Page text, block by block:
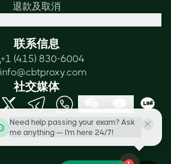
退款及取消
联系信息
+1 (415) 830-6004
info@cbtproxy.com
社交媒体
Need help passing your exam? Ask
me anything — I'm here 24/7!